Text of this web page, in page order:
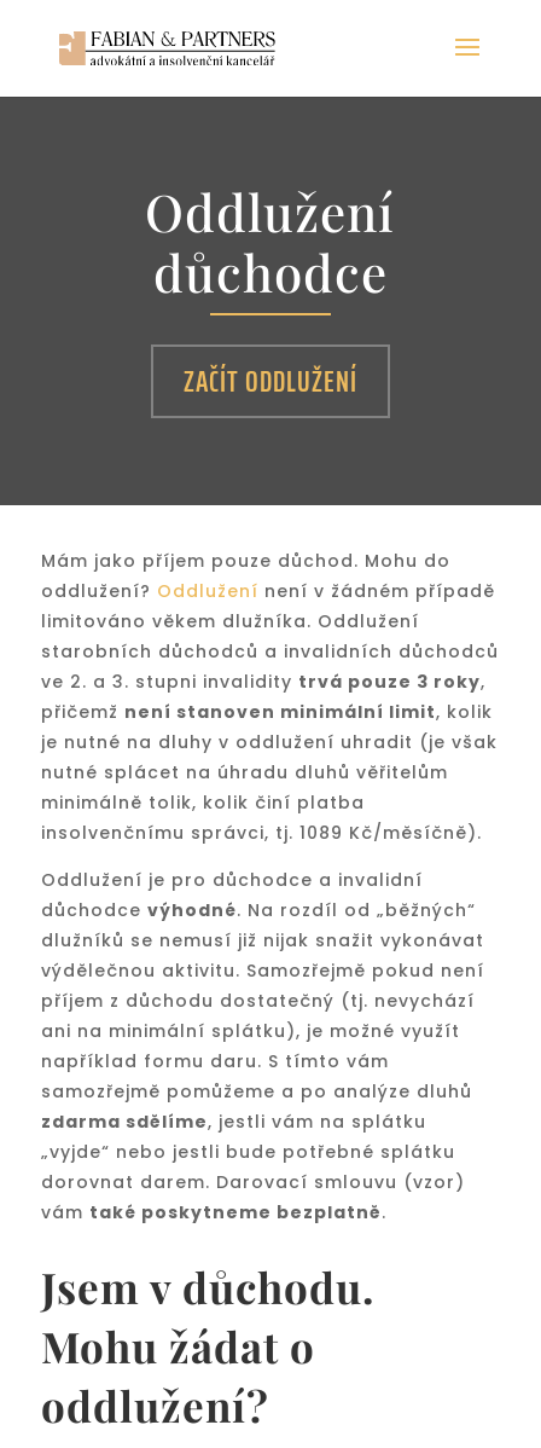
Oddlužení
důchodce
ZAČÍT ODDLUŽENÍ
Mám jako příjem pouze důchod. Mohu do
oddlužení? Oddlužení není v žádném případě
limitováno věkem dlužníka. Oddlužení
starobních důchodců a invalidních důchodců
ve 2. a 3. stupni invalidity trvá pouze 3 roky,
přičemž není stanoven minimální limit, kolik
je nutné na dluhy v oddlužení uhradit (je však
nutné splácet na úhradu dluhů věřitelům
minimálně tolik, kolik činí platba
insolvenčnímu správci, tj. 1089 Kč/měsíčně).
Oddlužení je pro důchodce a invalidní
důchodce výhodné. Na rozdíl od „běžných“
dlužníků se nemusí již nijak snažit vykonávat
výdělečnou aktivitu. Samozřejmě pokud není
příjem z důchodu dostatečný (tj. nevychází
ani na minimální splátku), je možné využít
například formu daru. S tímto vám
samozřejmě pomůžeme a po analýze dluhů
zdarma sdělíme, jestli vám na splátku
„vyjde“ nebo jestli bude potřebné splátku
dorovnat darem. Darovací smlouvu (vzor)
vám také poskytneme bezplatně.
Jsem v důchodu.
Mohu žádat o
oddlužení?